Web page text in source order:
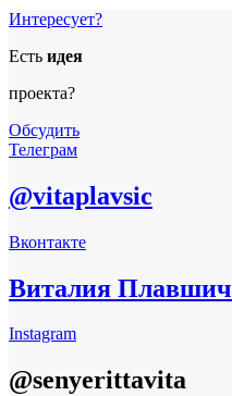
Интересует?
Есть идея
проекта?
Обсудить
Телеграм
@vitaplavsic
Вконтакте
Виталия Плавшич
Instagram
@senyerittavita